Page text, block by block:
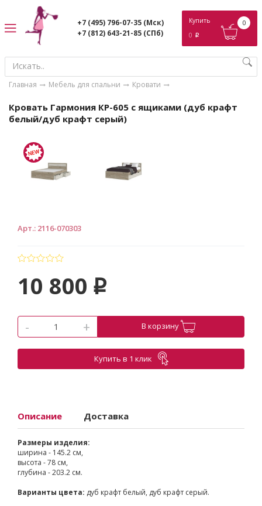
+7 (495) 796-07-35 (Мск)
+7 (812) 643-21-85 (СПб)
Купить
0 p
0
Главная Мебель для спальни Кровати
Кровать Гармония КР-605 с ящиками (дуб крафт
белый/дуб крафт серый)
Арт.: 2116-070303
10 800 p
- + В корзину
Купить в 1 клик
Описание Доставка
Размеры изделия:
ширина - 145.2 см,
высота - 78 см,
глубина - 203.2 см.
Варианты цвета: дуб крафт белый, дуб крафт серый.